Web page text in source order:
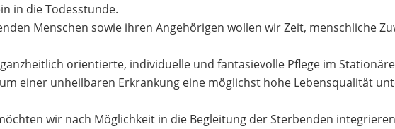
in die Todesstunde.
Menschen sowie ihren Angehörigen wollen wir Zeit, menschliche
orientierte, individuelle und fantasievolle Pflege im
einer unheilbaren Erkrankung eine möglichst hohe Lebensqualität
wir nach Möglichkeit in die Begleitung der Sterbenden